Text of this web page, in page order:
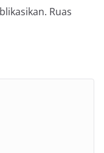
Ruas